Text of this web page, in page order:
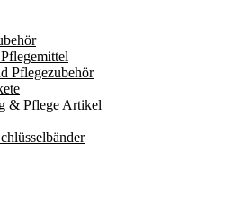
Pflegezubehör
& Pflege Artikel